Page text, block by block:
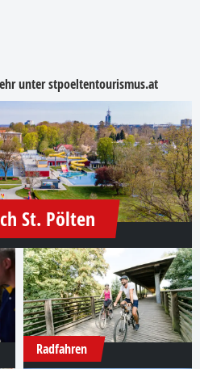
unterstpoeltentourismus.at
St. Pölten
Radfahren